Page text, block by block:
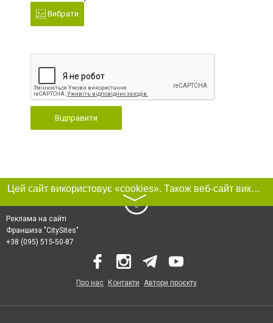
Вибрати
Відправити
Цей сайт використовує «cookies». Також веб-сайт використовує інтернет-сервіс для збору технічних даних стосовно відвідувачів з метою отримання маркетингової та статистичної інформації. Умови обробки даних відвідувачів сайту див.
〉
Реклама на сайті
Франшиза "CitySites"
+38 (095) 515-50-87
Про нас Контакти Автори проєкту